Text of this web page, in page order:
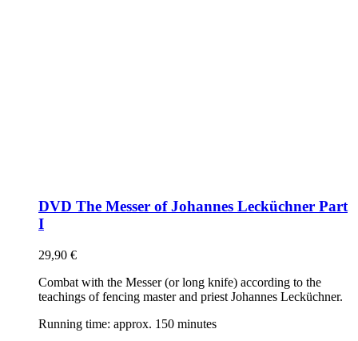
DVD The Messer of Johannes Lecküchner Part
I
29,90 €
Combat with the Messer (or long knife) according to the
teachings of fencing master and priest Johannes Lecküchner.
Running time: approx. 150 minutes